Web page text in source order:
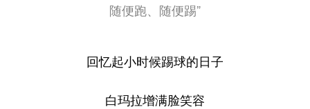
随便跑、随便踢”
回忆起小时候踢球的日子
白玛拉增满脸笑容